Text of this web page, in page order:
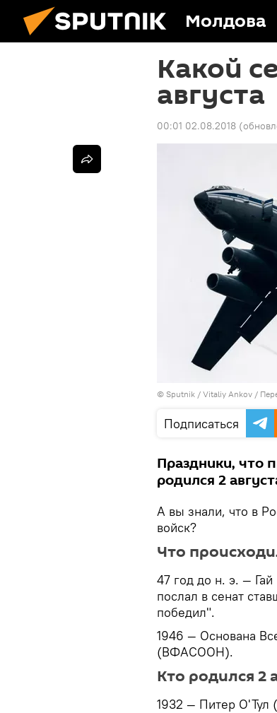
Молдова
Какой
августа
00:01 02.08.2018
© Sputnik / Vitaliy Ankov /
Подписаться
Праздники, что
родился 2
А вы знали, что в
войск?
Что
47 год до н. э. —
послал в сенат
победил".
1946 — Основана
(ВФАСООН).
Кто родился 2
1932 — Питер О'Тул